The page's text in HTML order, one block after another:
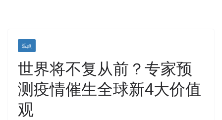
观点
世界将不复从前？专家预
测疫情催生全球新4大价值
观